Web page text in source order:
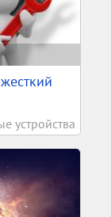
устройства